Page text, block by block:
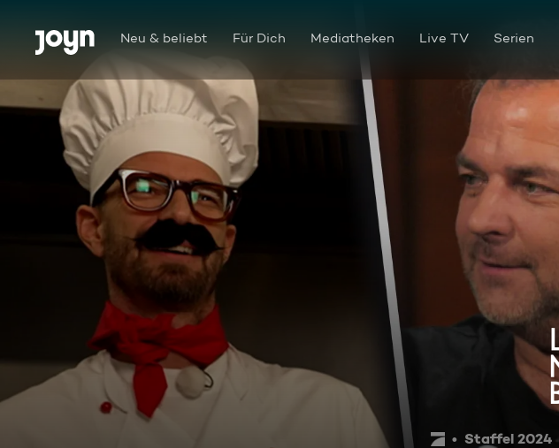
Zum Inhalt springen
Barrierefrei Neu & beliebt Für Dich Mediatheken Live TV Serien
Staffel 2024